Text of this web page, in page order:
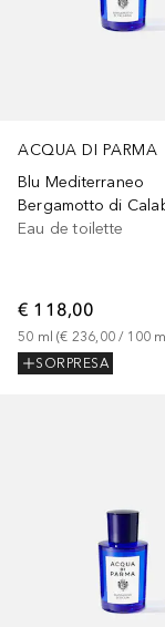
ACQUA DI PARMA
Blu Mediterraneo
Bergamotto di
Eau de toilette
€ 118,00
50 ml (€ 236,00 / 100
SORPRESA